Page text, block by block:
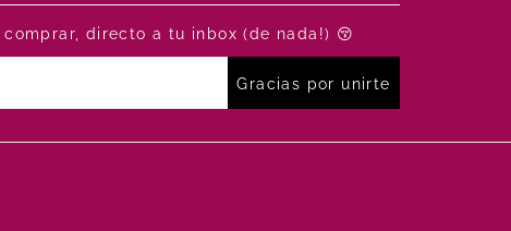
directo a tu inbox (de nada!) 😚